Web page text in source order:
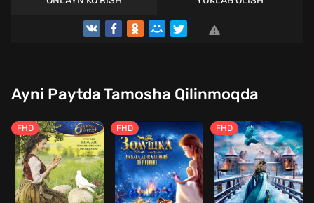
Ayni Paytda Tamosha Qilinmoqda
FHD FHD FHD